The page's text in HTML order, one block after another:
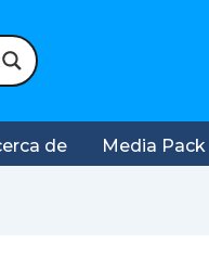
de Media Pack